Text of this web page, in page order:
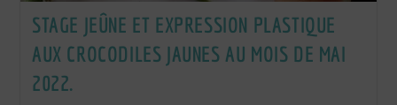
STAGE JEÛNE ET EXPRESSION PLASTIQUE
AUX CROCODILES JAUNES AU MOIS DE MAI
2022.